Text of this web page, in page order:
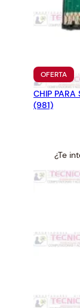
OFERTA
EN
CHIP PARA
(981)
¿Te